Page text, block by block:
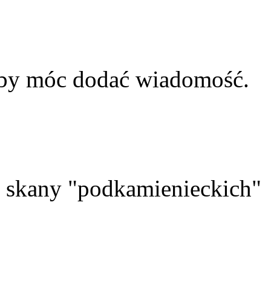
móc dodać wiadomość.
"podkamienieckich"